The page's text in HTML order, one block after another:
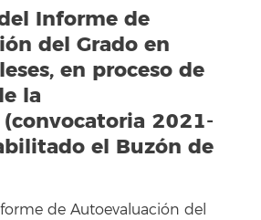
Informe de
del Grado en
en proceso de
la
2021-
el Buzón de
de Autoevaluación del